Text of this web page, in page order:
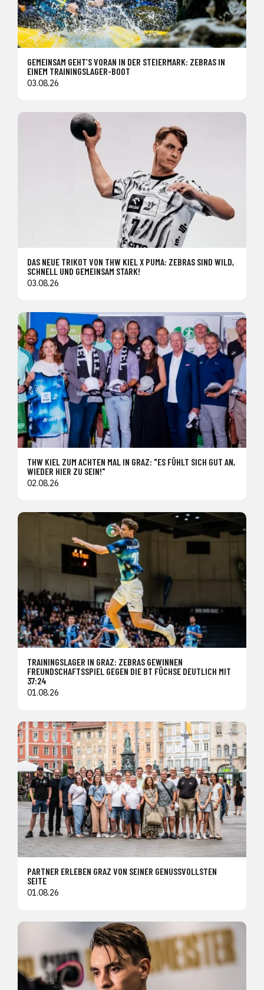
GEMEINSAM GEHT’S VORAN IN DER STEIERMARK: ZEBRAS IN
EINEM TRAININGSLAGER-BOOT
03.08.26
DAS NEUE TRIKOT VON THW KIEL X PUMA: ZEBRAS SIND WILD,
SCHNELL UND GEMEINSAM STARK!
03.08.26
THW KIEL ZUM ACHTEN MAL IN GRAZ: "ES FÜHLT SICH GUT AN,
WIEDER HIER ZU SEIN!"
02.08.26
TRAININGSLAGER IN GRAZ: ZEBRAS GEWINNEN
FREUNDSCHAFTSSPIEL GEGEN DIE BT FÜCHSE DEUTLICH MIT
37:24
01.08.26
PARTNER ERLEBEN GRAZ VON SEINER GENUSSVOLLSTEN
SEITE
01.08.26